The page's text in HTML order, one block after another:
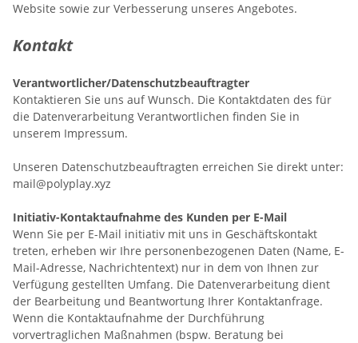
Website sowie zur Verbesserung unseres Angebotes.
Kontakt
Verantwortlicher/Datenschutzbeauftragter
Kontaktieren Sie uns auf Wunsch. Die Kontaktdaten des für
die Datenverarbeitung Verantwortlichen finden Sie in
unserem Impressum.
Unseren Datenschutzbeauftragten erreichen Sie direkt unter:
mail@polyplay.xyz
Initiativ-Kontaktaufnahme des Kunden per E-Mail
Wenn Sie per E-Mail initiativ mit uns in Geschäftskontakt
treten, erheben wir Ihre personenbezogenen Daten (Name, E-
Mail-Adresse, Nachrichtentext) nur in dem von Ihnen zur
Verfügung gestellten Umfang. Die Datenverarbeitung dient
der Bearbeitung und Beantwortung Ihrer Kontaktanfrage.
Wenn die Kontaktaufnahme der Durchführung
vorvertraglichen Maßnahmen (bspw. Beratung bei